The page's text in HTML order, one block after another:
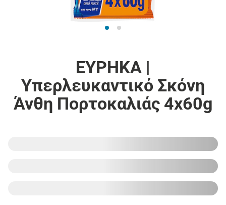
ΕΥΡΗΚΑ |
Υπερλευκαντικό Σκόνη
Άνθη Πορτοκαλιάς 4x60g